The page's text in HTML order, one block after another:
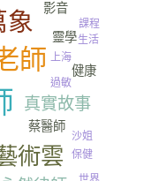
師
象
術雲
真實故事
靈學
蔡醫師
影音
健康
保健
上海
沙姐
生活
課程
過敏